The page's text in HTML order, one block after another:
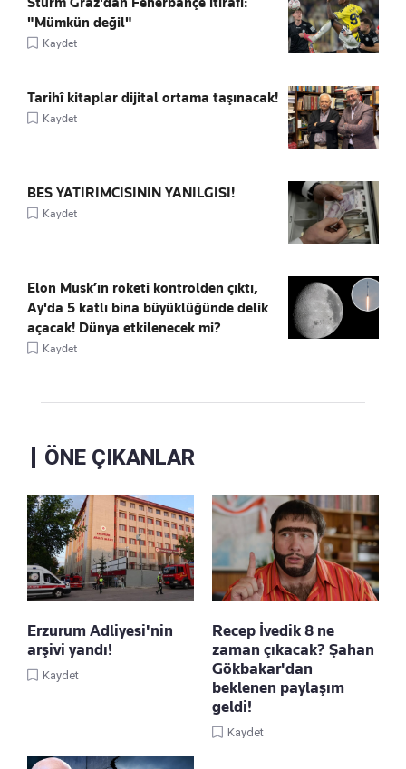
"Mümkün değil"
Kaydet
Tarihî kitaplar dijital ortama taşınacak!
Kaydet
BES YATIRIMCISININ YANILGISI!
Kaydet
Elon Musk’ın roketi kontrolden çıktı,
Ay'da 5 katlı bina büyüklüğünde delik
açacak! Dünya etkilenecek mi?
Kaydet
ÖNE ÇIKANLAR
Erzurum Adliyesi'nin
arşivi yandı!
Kaydet
Recep İvedik 8 ne
zaman çıkacak? Şahan
Gökbakar'dan
beklenen paylaşım
geldi!
Kaydet